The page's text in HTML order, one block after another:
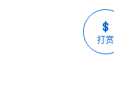
打赏